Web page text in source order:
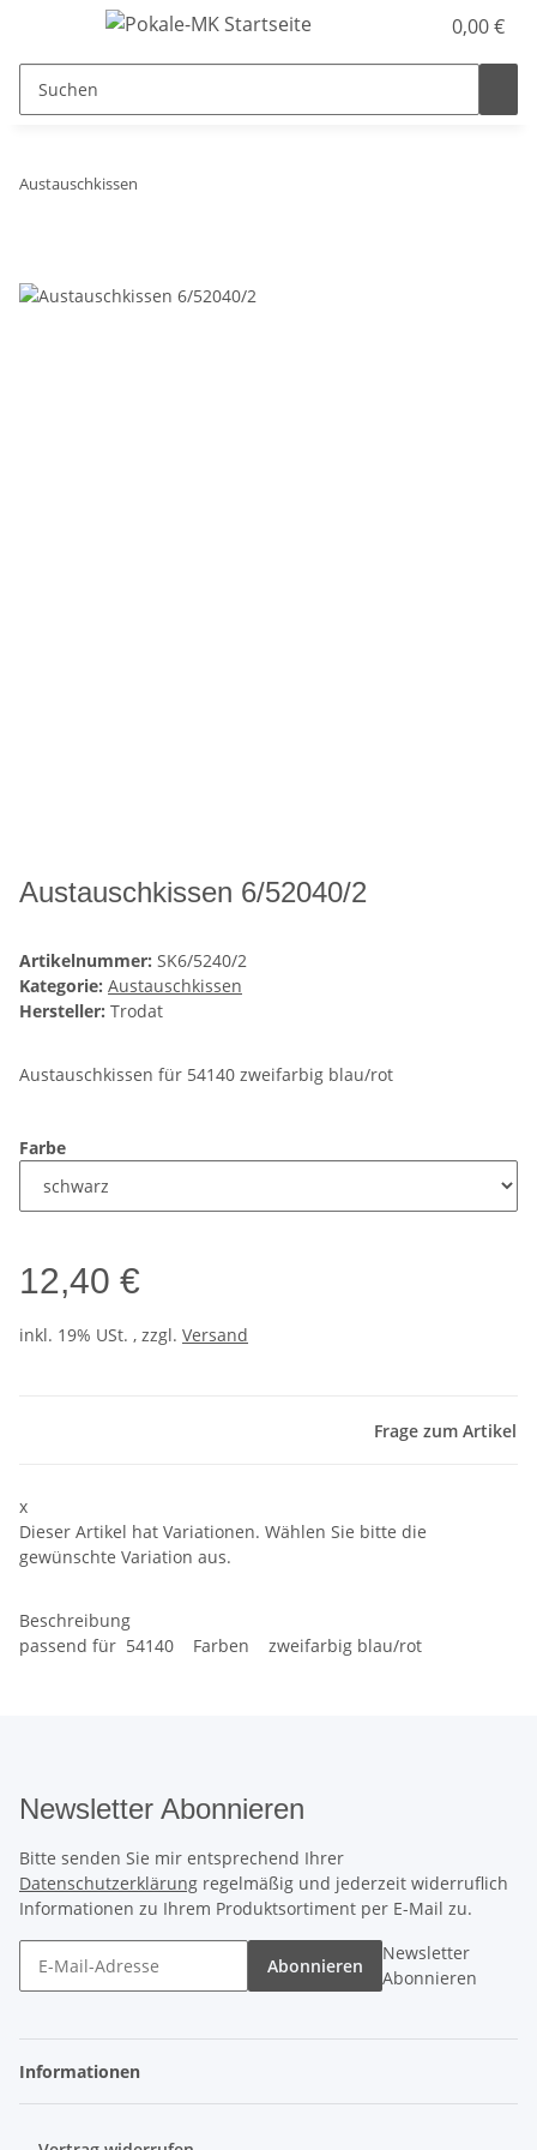
0,00 €
Austauschkissen
Austauschkissen 6/52040/2
Artikelnummer: SK6/5240/2
Kategorie: Austauschkissen
Hersteller: Trodat
Austauschkissen für 54140 zweifarbig blau/rot
Farbe
12,40 €
inkl. 19% USt. , zzgl. Versand
Frage zum Artikel
x
Dieser Artikel hat Variationen. Wählen Sie bitte die
gewünschte Variation aus.
Beschreibung
passend für 54140 Farben zweifarbig blau/rot
Newsletter Abonnieren
Bitte senden Sie mir entsprechend Ihrer
Datenschutzerklärung regelmäßig und jederzeit widerruflich
Informationen zu Ihrem Produktsortiment per E-Mail zu.
Abonnieren
Newsletter
Abonnieren
Informationen